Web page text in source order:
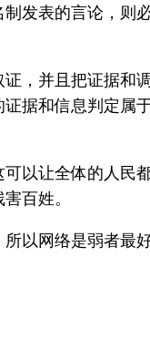
发表的言论，则
，并且把证据和
据和信息判定属
以让全体的人民
百姓。
以网络是弱者最